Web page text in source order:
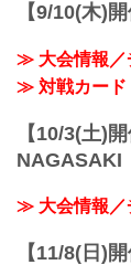
【9/10(木)
≫ 大会情報／
≫ 対戦カード
【10/3(土)
NAGASAKI
≫ 大会情報／
【11/8(日)